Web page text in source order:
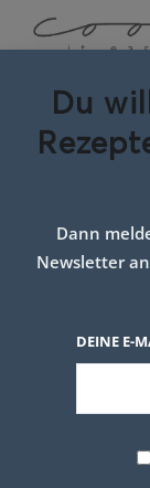
Du
Dann
Newsletter
DEINE E-